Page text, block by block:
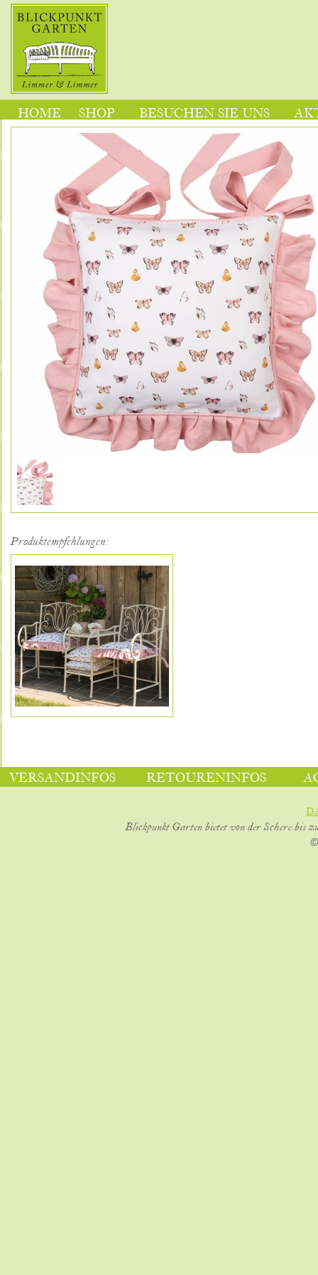
HOME SHOP BESUCHEN SIE UNS
Produktempfehlungen:
VERSANDINFOS RETOURENINFOS
Blickpunkt Garten bietet von der Schere bis